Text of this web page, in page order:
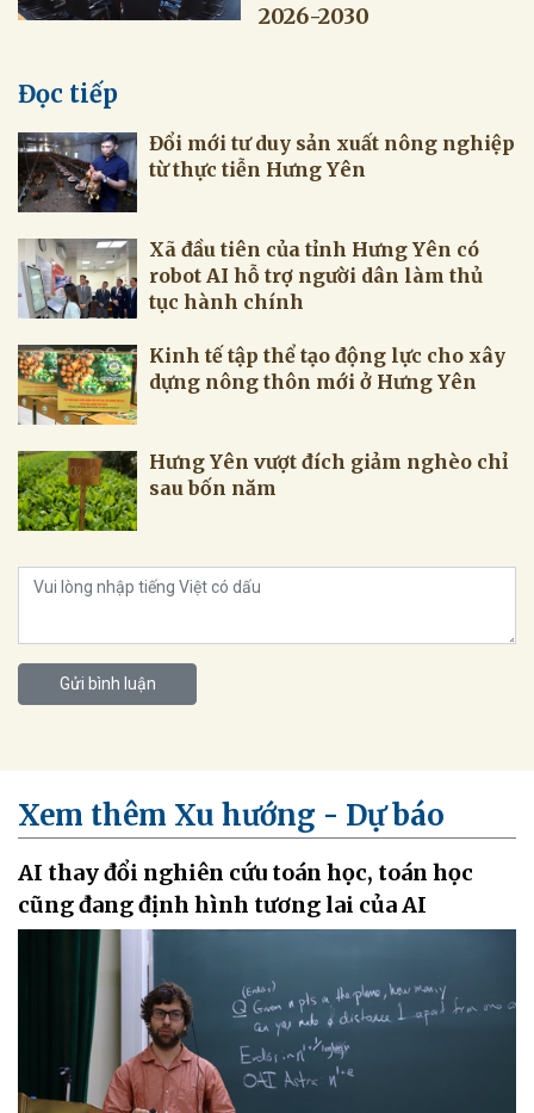
2026-2030
Đọc tiếp
Đổi mới tư duy sản xuất nông nghiệp
từ thực tiễn Hưng Yên
Xã đầu tiên của tỉnh Hưng Yên có
robot AI hỗ trợ người dân làm thủ
tục hành chính
Kinh tế tập thể tạo động lực cho xây
dựng nông thôn mới ở Hưng Yên
Hưng Yên vượt đích giảm nghèo chỉ
sau bốn năm
Gửi bình luận
Xem thêm Xu hướng - Dự báo
AI thay đổi nghiên cứu toán học, toán học
cũng đang định hình tương lai của AI